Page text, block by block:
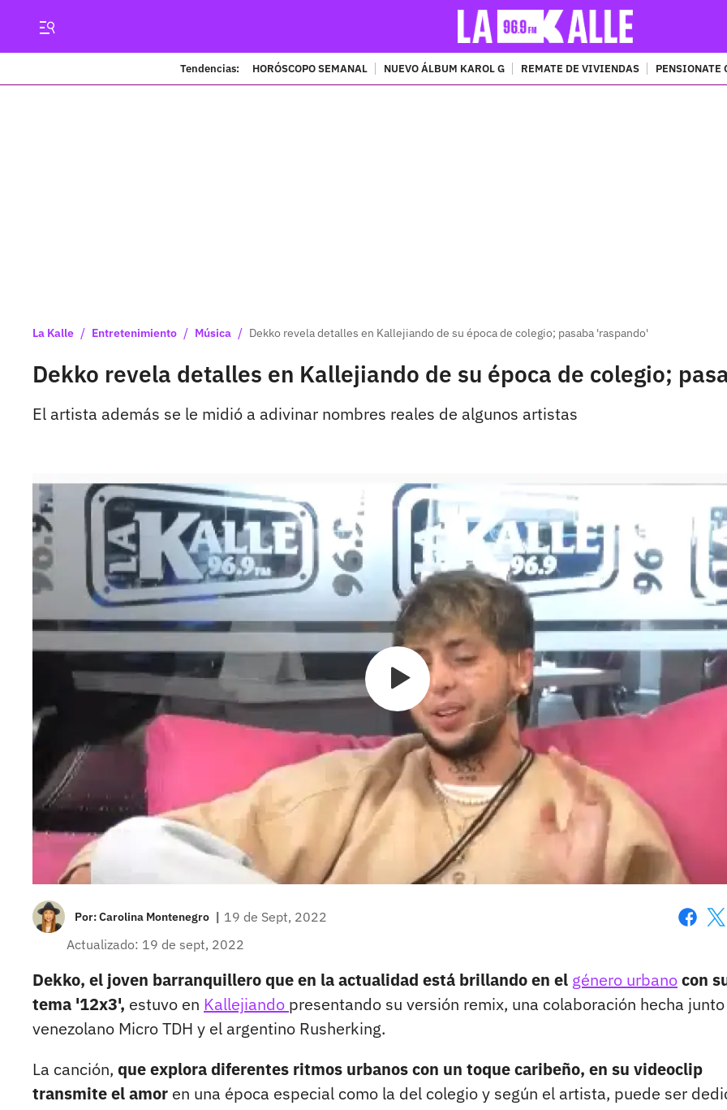
Tendencias: HORÓSCOPO SEMANAL NUEVO ÁLBUM KAROL G REMATE DE VIVIENDAS PENSIONATE
La Kalle / Entretenimiento / Música / Dekko revela detalles en Kallejiando de su época de colegio; pasaba 'raspando'
Dekko revela detalles en Kallejiando de su época de colegio;
El artista además se le midió a adivinar nombres reales de algunos artistas
Por:Carolina Montenegro | 19 de Sept, 2022
Actualizado: 19 de sept, 2022
Dekko, el joven barranquillero que en la actualidad está brillando en el género urbanocon
tema '12x3', estuvo en Kallejiando presentando su versión remix, una colaboración hecha
venezolano Micro TDH y el argentino Rusherking.
La canción, que explora diferentes ritmos urbanos con un toque caribeño, en su videoclip
transmite el amor en una época especial como la del colegio y según el artista, puede ser